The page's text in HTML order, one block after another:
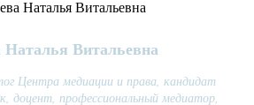
Наталья Витальевна
Центра медиации и права, кандидат
доцент, профессиональный медиатор,